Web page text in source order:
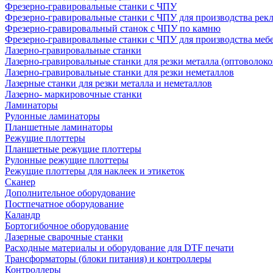
Фрезерно-гравировальные станки с ЧПУ
Фрезерно-гравировальные станки с ЧПУ для производства
Фрезерно-гравировальный станок с ЧПУ по камню
Фрезерно-гравировальные станки с ЧПУ для производства
Лазерно-гравировальные станки
Лазерно-гравировальные станки для резки металла
Лазерно-гравировальные станки для резки неметаллов
Лазерные станки для резки металла и неметаллов
Лазерно- маркировочные станки
Ламинаторы
Рулонные ламинаторы
Планшетные ламинаторы
Режущие плоттеры
Планшетные режущие плоттеры
Рулонные режущие плоттеры
Режущие плоттеры для наклеек и этикеток
Сканер
Дополнительное оборудование
Постпечатное оборудование
Каландр
Бортогибочное оборудование
Лазерные сварочные станки
Расходные материалы и оборудование для DTF печати
Трансформаторы (блоки питания) и контроллеры
Контроллеры